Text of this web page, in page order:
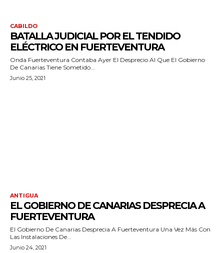
CABILDO
BATALLA JUDICIAL POR EL TENDIDO
ELÉCTRICO EN FUERTEVENTURA
Onda Fuerteventura Contaba Ayer El Desprecio Al Que El Gobierno
De Canarias Tiene Sometido...
Junio 25, 2021
ANTIGUA
EL GOBIERNO DE CANARIAS DESPRECIA A
FUERTEVENTURA
El Gobierno De Canarias Desprecia A Fuerteventura Una Vez Más Con
Las Instalaciones De...
Junio 24, 2021